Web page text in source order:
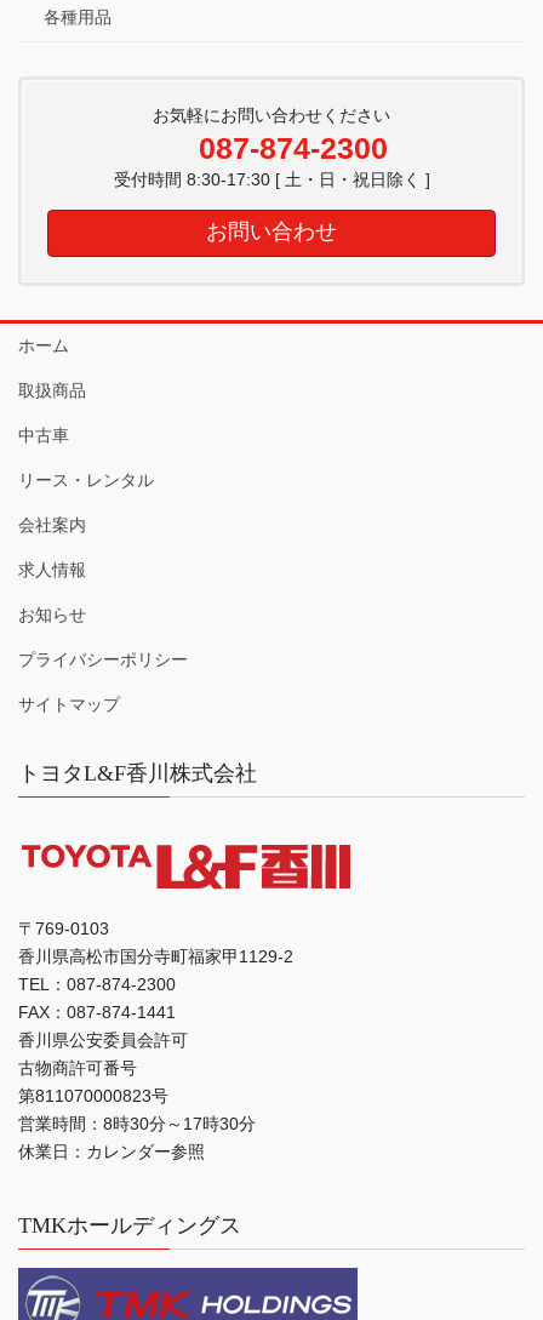
各種用品
お気軽にお問い合わせください
087-874-2300
受付時間 8:30-17:30 [ 土・日・祝日除く ]
お問い合わせ
ホーム
取扱商品
中古車
リース・レンタル
会社案内
求人情報
お知らせ
プライバシーポリシー
サイトマップ
トヨタL&F香川株式会社
〒769-0103
香川県高松市国分寺町福家甲1129-2
TEL：087-874-2300
FAX：087-874-1441
香川県公安委員会許可
古物商許可番号
第811070000823号
営業時間：8時30分～17時30分
休業日：カレンダー参照
TMKホールディングス